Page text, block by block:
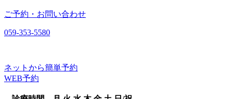
ご予約・お問い合わせ
059-353-5580
ネットから簡単予約
WEB予約